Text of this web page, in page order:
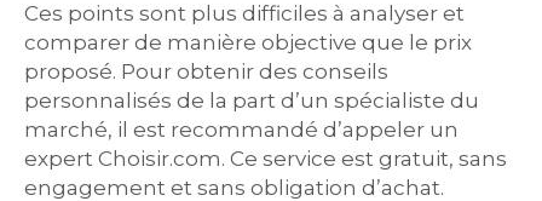
Ces points sont plus difficiles à analyser et
comparer de manière objective que le prix
proposé. Pour obtenir des conseils
personnalisés de la part d’un spécialiste du
marché, il est recommandé d’appeler un
expert Choisir.com. Ce service est gratuit, sans
engagement et sans obligation d’achat.